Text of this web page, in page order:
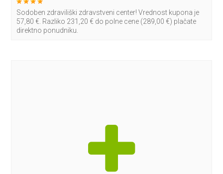
Sodoben zdraviliški zdravstveni center! Vrednost kupona je
57,80 €. Razliko 231,20 € do polne cene (289,00 €) plačate
direktno ponudniku.